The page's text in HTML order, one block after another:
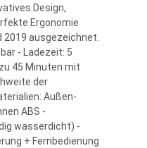
Design,
Ergonomie
2019 ausgezeichnet.
- Ladezeit: 5
45 Minuten mit
der
Außen-
ABS -
wasserdicht) -
+ Fernbedienung